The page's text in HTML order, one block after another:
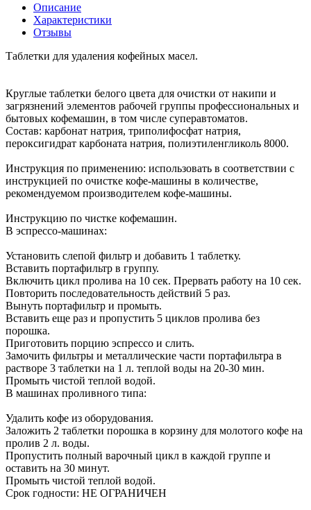
Описание
Характеристики
Отзывы
Таблетки для удаления кофейных масел.
Круглые таблетки белого цвета для очистки от накипи и
загрязнений элементов рабочей группы профессиональных и
бытовых кофемашин, в том числе суперавтоматов.
Состав: карбонат натрия, триполифосфат натрия,
пероксигидрат карбоната натрия, полиэтиленгликоль 8000.
Инструкция по применению: использовать в соответствии с
инструкцией по очистке кофе-машины в количестве,
рекомендуемом производителем кофе-машины.
Инструкцию по чистке кофемашин.
В эспрессо-машинах:
Установить слепой фильтр и добавить 1 таблетку.
Вставить портафильтр в группу.
Включить цикл пролива на 10 сек. Прервать работу на 10 сек.
Повторить последовательность действий 5 раз.
Вынуть портафильтр и промыть.
Вставить еще раз и пропустить 5 циклов пролива без
порошка.
Приготовить порцию эспрессо и слить.
Замочить фильтры и металлические части портафильтра в
растворе 3 таблетки на 1 л. теплой воды на 20-30 мин.
Промыть чистой теплой водой.
В машинах проливного типа:
Удалить кофе из оборудования.
Заложить 2 таблетки порошка в корзину для молотого кофе на
пролив 2 л. воды.
Пропустить полный варочный цикл в каждой группе и
оставить на 30 минут.
Промыть чистой теплой водой.
Срок годности: НЕ ОГРАНИЧЕН